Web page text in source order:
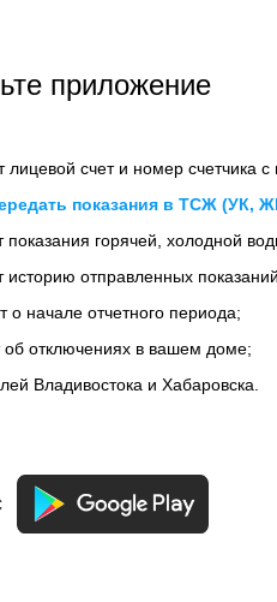
приложение
лицевой счет и номер счетчика с
показания в ТСЖ (УК,
показания горячей, холодной
историю отправленных
о начале отчетного периода;
отключениях в вашем доме;
Владивостока и Хабаровска.